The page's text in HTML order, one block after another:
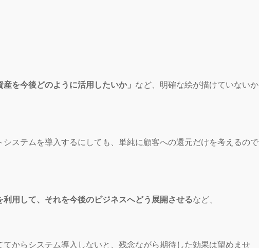
産を今後どのように活用したいか」 など、明確な絵が描けていないか
システムを導入するにしても、単純に顧客への還元だけを考えるので
利用して、それを今後のビジネスへどう展開させるなど、
てからシステム導入しないと、残念ながら期待した効果は望めませ